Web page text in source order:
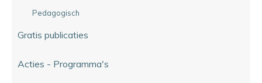
Pedagogisch
Gratis publicaties
Acties - Programma's